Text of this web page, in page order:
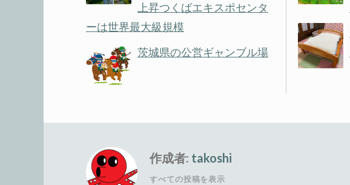
上昇つくばエキスポセンタ
ーは世界最大級規模
茨城県の公営ギャンブル場
作成者: takoshi
すべての投稿を表示